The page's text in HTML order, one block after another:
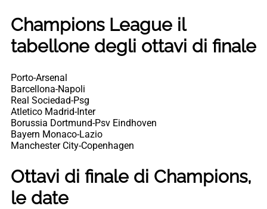
Champions League il
tabellone degli ottavi di finale
Porto-Arsenal
Barcellona-Napoli
Real Sociedad-Psg
Atletico Madrid-Inter
Borussia Dortmund-Psv Eindhoven
Bayern Monaco-Lazio
Manchester City-Copenhagen
Ottavi di finale di Champions,
le date